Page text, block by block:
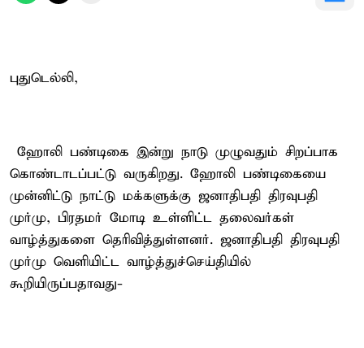
புதுடெல்லி,
ஹோலி பண்டிகை இன்று நாடு முழுவதும் சிறப்பாக
கொண்டாடப்பட்டு வருகிறது. ஹோலி பண்டிகையை
முன்னிட்டு நாட்டு மக்களுக்கு ஜனாதிபதி திரவுபதி
முர்மு, பிரதமர் மோடி உள்ளிட்ட தலைவர்கள்
வாழ்த்துகளை தெரிவித்துள்ளனர். ஜனாதிபதி திரவுபதி
முர்மு வெளியிட்ட வாழ்த்துச்செய்தியில்
கூறியிருப்பதாவது-